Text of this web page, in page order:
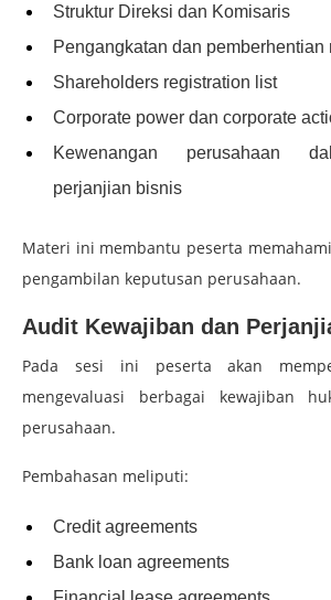
Struktur Direksi dan Komisaris
Pengangkatan dan pemberhentian
Shareholders registration list
Corporate power dan corporate
Kewenangan perusahaan
perjanjian bisnis
Materi ini membantu peserta
pengambilan keputusan perusahaan.
Audit Kewajiban dan
Pada sesi ini peserta akan
mengevaluasi berbagai kewajiban
perusahaan.
Pembahasan meliputi:
Credit agreements
Bank loan agreements